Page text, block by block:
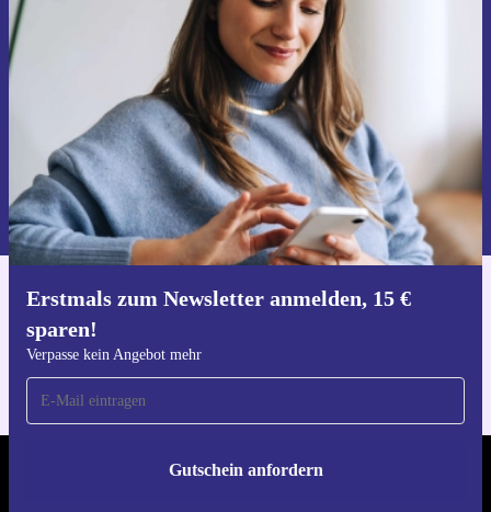
Erstmals zum Newsletter anmelden, 15 €
sparen!
Verpasse kein Angebot mehr
Gutschein anfordern
15 € sparen!
Verpasse kein Angebot mehr.
Gutschein anfordern
Informationen über die Verwendung personenbezogener Daten findest
du in unserer
Datenschutzerklärung.
Hol dir die refurbed-App
REFURBED DEUTSCHLAND - RETHINK NEW.